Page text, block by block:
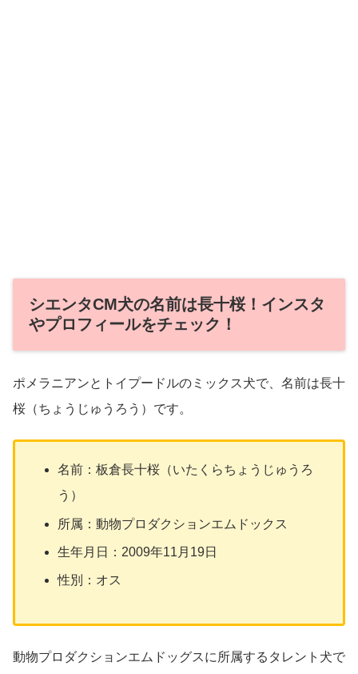
シエンタCM犬の名前は長十桜！インスタ
やプロフィールをチェック！
ポメラニアンとトイプードルのミックス犬で、名前は長十
桜（ちょうじゅうろう）です。
名前：板倉長十桜（いたくらちょうじゅうろ
う）
所属：動物プロダクションエムドックス
生年月日：2009年11月19日
性別：オス
動物プロダクションエムドッグスに所属するタレント犬で